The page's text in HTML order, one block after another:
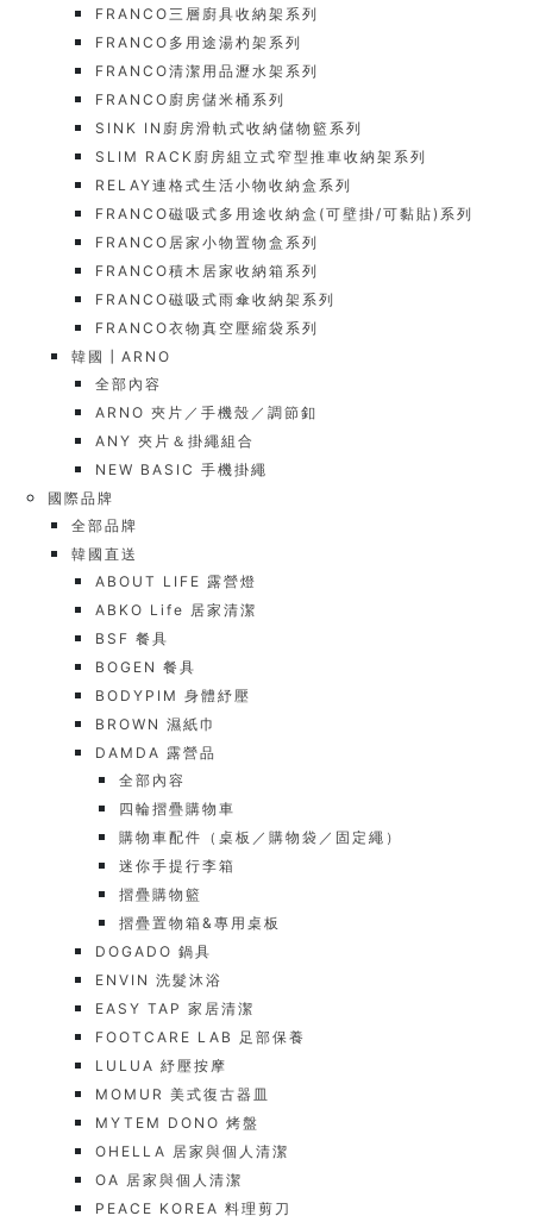
FRANCO三層廚具收納架系列
FRANCO多用途湯杓架系列
FRANCO清潔用品瀝水架系列
FRANCO廚房儲米桶系列
SINK IN廚房滑軌式收納儲物籃系列
SLIM RACK廚房組立式窄型推車收納架系列
RELAY連格式生活小物收納盒系列
FRANCO磁吸式多用途收納盒(可壁掛/可黏貼)系列
FRANCO居家小物置物盒系列
FRANCO積木居家收納箱系列
FRANCO磁吸式雨傘收納架系列
FRANCO衣物真空壓縮袋系列
韓國┃ARNO
全部內容
ARNO 夾片／手機殼／調節釦
ANY 夾片＆掛繩組合
NEW BASIC 手機掛繩
國際品牌
全部品牌
韓國直送
ABOUT LIFE 露營燈
ABKO Life 居家清潔
BSF 餐具
BOGEN 餐具
BODYPIM 身體紓壓
BROWN 濕紙巾
DAMDA 露營品
全部內容
四輪摺疊購物車
購物車配件（桌板／購物袋／固定繩）
迷你手提行李箱
摺疊購物籃
摺疊置物箱&專用桌板
DOGADO 鍋具
ENVIN 洗髮沐浴
EASY TAP 家居清潔
FOOTCARE LAB 足部保養
LULUA 紓壓按摩
MOMUR 美式復古器皿
MYTEM DONO 烤盤
OHELLA 居家與個人清潔
OA 居家與個人清潔
PEACE KOREA 料理剪刀